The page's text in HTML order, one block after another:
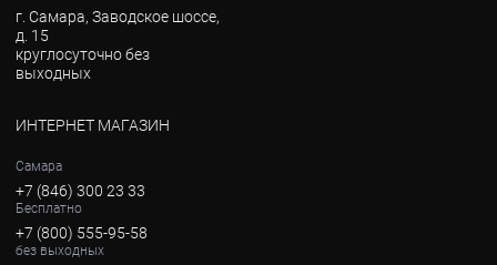
г. Самара, Заводское шоссе,
д. 15
круглосуточно без
выходных
ИНТЕРНЕТ МАГАЗИН
Самара
+7 (846) 300 23 33
Бесплатно
+7 (800) 555-95-58
без выходных